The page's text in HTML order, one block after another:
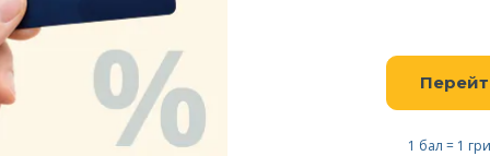
1 бал = 1